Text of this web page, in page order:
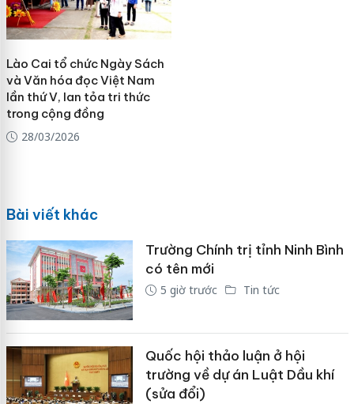
Lào Cai tổ chức Ngày Sách
và Văn hóa đọc Việt Nam
lần thứ V, lan tỏa tri thức
trong cộng đồng
28/03/2026
Bài viết khác
Trường Chính trị tỉnh Ninh Bình
có tên mới
5 giờ trước Tin tức
Quốc hội thảo luận ở hội
trường về dự án Luật Dầu khí
(sửa đổi)